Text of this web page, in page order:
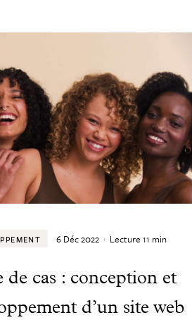
6 Déc 2022 · Lecture11 min
de cas : conception et
d’un site web